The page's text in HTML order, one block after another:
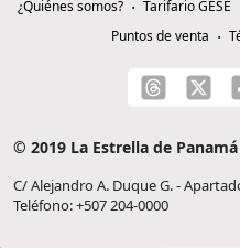
¿Quiénes somos? Tarifario GESE
Puntos de venta
© 2019 La Estrella de Panamá
C/ Alejandro A. Duque G. -
Teléfono: +507 204-0000